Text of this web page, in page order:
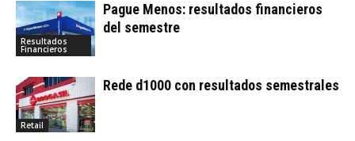
Resultados
Financieros
Pague Menos: resultados financieros
del semestre
Retail
Rede d1000 con resultados semestrales